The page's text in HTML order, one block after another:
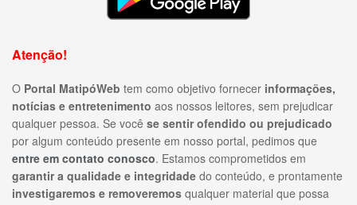
Atenção!
O Portal MatipóWeb tem como objetivo fornecer informações,
notícias e entretenimento aos nossos leitores, sem prejudicar
qualquer pessoa. Se você se sentir ofendido ou prejudicado
por algum conteúdo presente em nosso portal, pedimos que
entre em contato conosco. Estamos comprometidos em
garantir a qualidade e integridade do conteúdo, e prontamente
investigaremos e removeremos qualquer material que possa